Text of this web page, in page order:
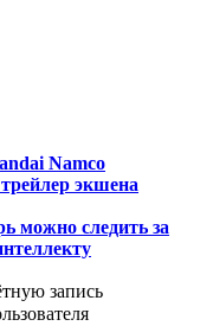
Namco
экшена
можно следить за
запись